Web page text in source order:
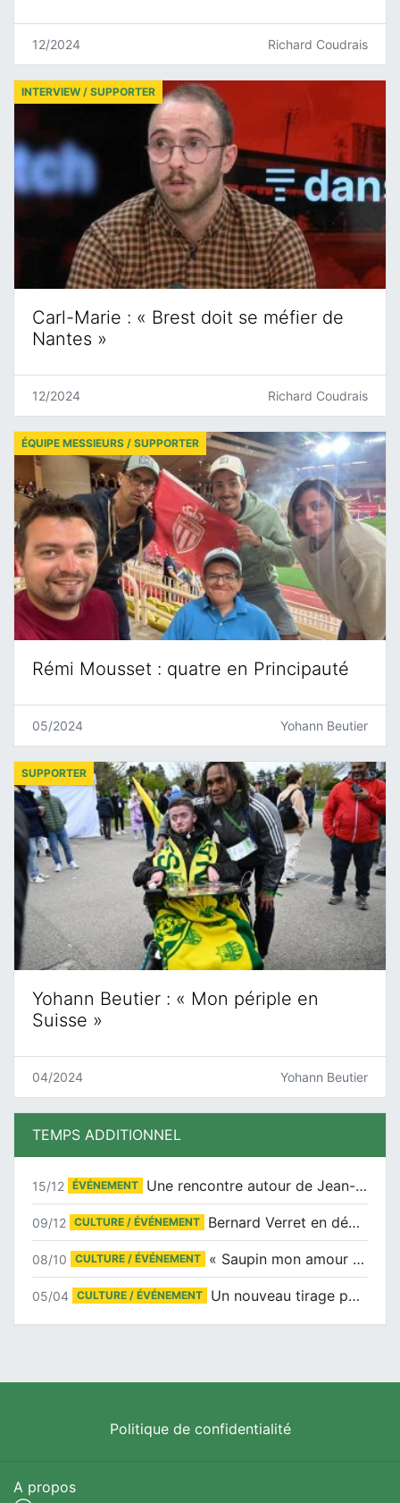
12/2024 Richard Coudrais
Carl-Marie : « Brest doit se méfier de
Nantes »
INTERVIEW / SUPPORTER
12/2024 Richard Coudrais
Rémi Mousset : quatre en Principauté
ÉQUIPE MESSIEURS / SUPPORTER
05/2024 Yohann Beutier
Yohann Beutier : « Mon périple en
Suisse »
SUPPORTER
04/2024 Yohann Beutier
TEMPS ADDITIONNEL
15/12 ÉVÉNEMENT Une rencontre autour de Jean-Claude Suaudeau
09/12 CULTURE / ÉVÉNEMENT Bernard Verret en dédicaces le samedi 13 décembre à l’Espace Culturel Atlantis
08/10 CULTURE / ÉVÉNEMENT « Saupin mon amour » au salon du livre de Trentemoult
05/04 CULTURE / ÉVÉNEMENT Un nouveau tirage pour le Docu-BD
Politique de confidentialité
A propos